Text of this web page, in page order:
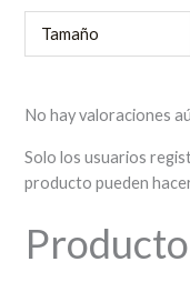
Tamaño
No hay valoraciones
Solo los usuarios
producto pueden